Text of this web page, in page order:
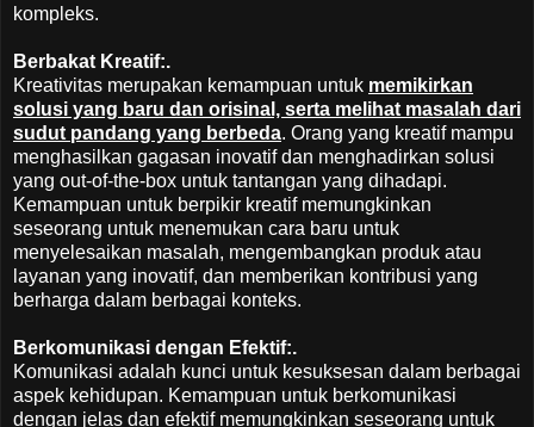
kompleks.
Berbakat Kreatif:.
Kreativitas merupakan kemampuan untuk memikirkan
solusi yang baru dan orisinal, serta melihat masalah dari
sudut pandang yang berbeda. Orang yang kreatif mampu
menghasilkan gagasan inovatif dan menghadirkan solusi
yang out-of-the-box untuk tantangan yang dihadapi.
Kemampuan untuk berpikir kreatif memungkinkan
seseorang untuk menemukan cara baru untuk
menyelesaikan masalah, mengembangkan produk atau
layanan yang inovatif, dan memberikan kontribusi yang
berharga dalam berbagai konteks.
Berkomunikasi dengan Efektif:.
Komunikasi adalah kunci untuk kesuksesan dalam berbagai
aspek kehidupan. Kemampuan untuk berkomunikasi
dengan jelas dan efektif memungkinkan seseorang untuk